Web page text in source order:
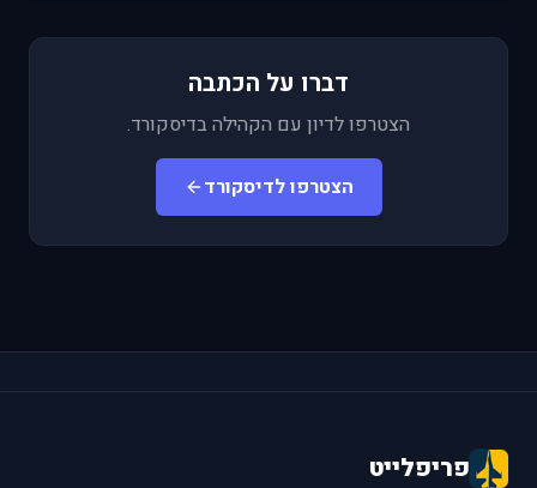
דברו על הכתבה
הצטרפו לדיון עם הקהילה בדיסקורד.
הצטרפו לדיסקורד
פריפלייט